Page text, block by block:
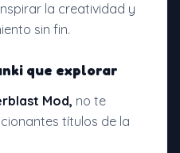
la creatividad y
sin fin.
que explorar
Mod, no te
títulos de la